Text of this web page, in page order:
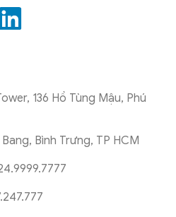
136 Hồ Tùng Mậu, Phú
Bình Trưng, TP HCM